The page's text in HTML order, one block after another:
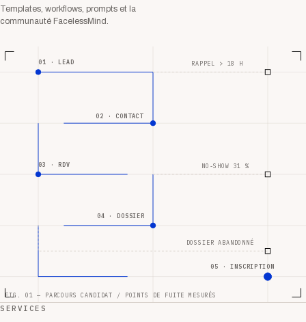
Templates, workflows, prompts et la
communauté FacelessMind.
01 · LEAD
02 · CONTACT
03 · RDV
04 · DOSSIER
05 · INSCRIPTION
RAPPEL > 18 H
NO-SHOW 31 %
DOSSIER ABANDONNÉ
FIG. 01 — PARCOURS CANDIDAT / POINTS DE FUITE MESURÉS
SERVICES